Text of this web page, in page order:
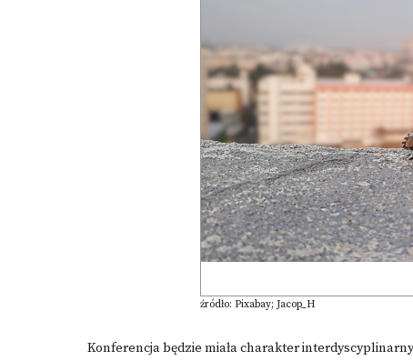
źródło: Pixabay; Jacop_H
Konferencja będzie miała charakter